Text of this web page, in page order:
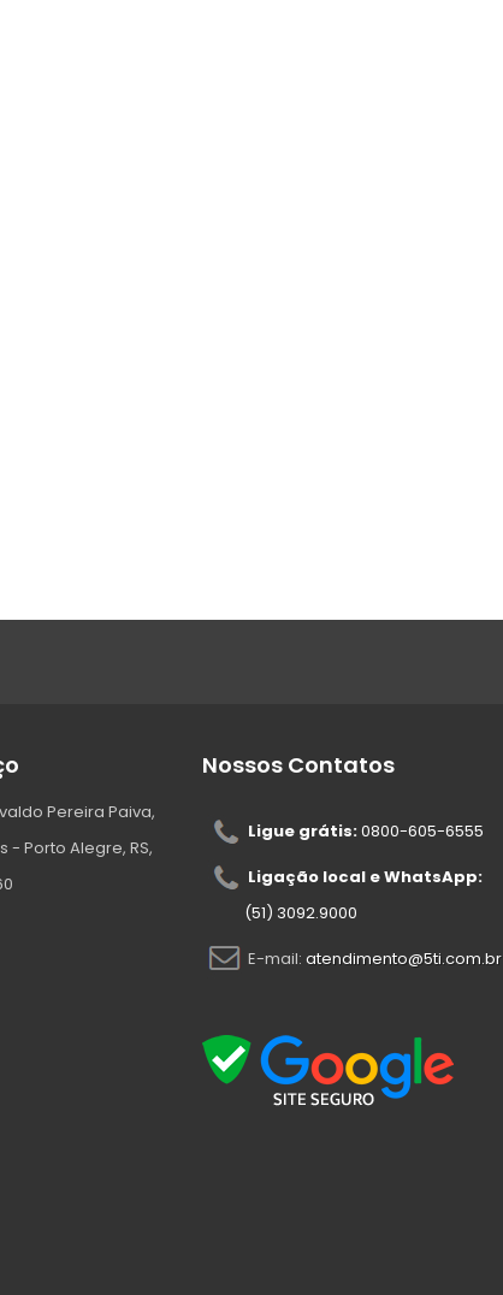
Pereira Paiva,
- Porto Alegre, RS,
Nossos Contatos
Ligue grátis:0800-605-6555
Ligação local e WhatsApp:
(51) 3092.9000
E-mail: atendimento@5ti.com.br